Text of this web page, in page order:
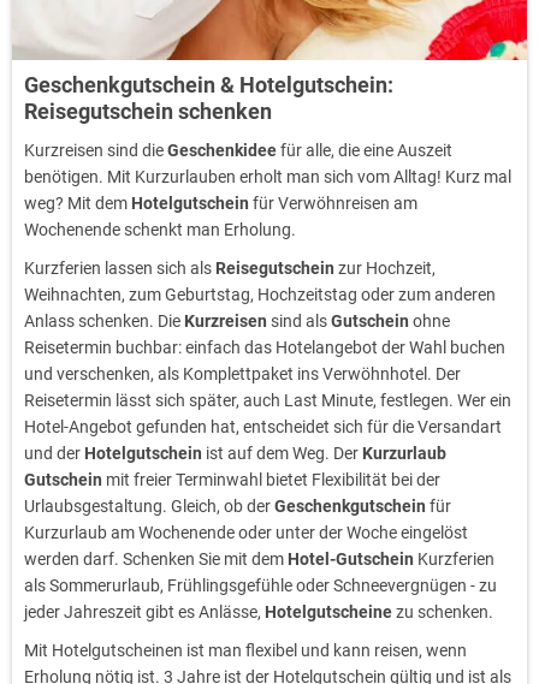
Geschenkgutschein & Hotelgutschein:
Reisegutschein schenken
Kurzreisen sind dieGeschenkideefür alle, die eine Auszeit
benötigen. Mit Kurzurlauben erholt man sich vom Alltag! Kurz mal
weg? Mit dem Hotelgutschein für Verwöhnreisen am
Wochenende schenkt man Erholung.
Kurzferien lassen sich als Reisegutschein zur Hochzeit,
Weihnachten, zum Geburtstag, Hochzeitstag oder zum anderen
Anlass schenken. Die Kurzreisen sind alsGutschein ohne
Reisetermin buchbar: einfach das Hotelangebot der Wahl buchen
und verschenken, als Komplettpaket ins Verwöhnhotel. Der
Reisetermin lässt sich später, auch Last Minute, festlegen. Wer ein
Hotel-Angebot gefunden hat, entscheidet sich für die Versandart
und der Hotelgutschein ist auf dem Weg. Der Kurzurlaub
Gutschein mit freier Terminwahl bietet Flexibilität bei der
Urlaubsgestaltung. Gleich, ob derGeschenkgutschein für
Kurzurlaub am Wochenende oder unter der Woche eingelöst
werden darf. Schenken Sie mit dem Hotel-Gutschein Kurzferien
als Sommerurlaub, Frühlingsgefühle oder Schneevergnügen - zu
jeder Jahreszeit gibt es Anlässe, Hotelgutscheinezu schenken.
Mit Hotelgutscheinen ist man flexibel und kann reisen, wenn
Erholung nötig ist. 3 Jahre ist der Hotelgutschein gültig und ist als